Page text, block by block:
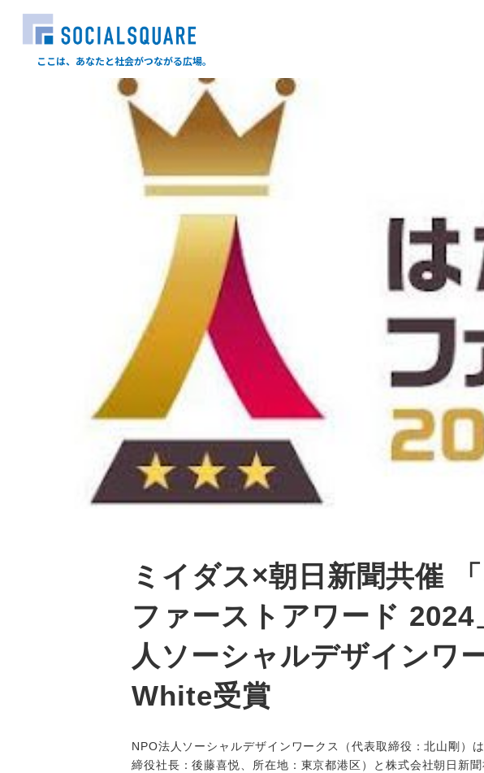
ここは、あなたと社会がつながる広場。
ミイダス×朝日新聞共催
ファーストアワード 2024
人ソーシャルデザインワ
White受賞
NPO法人ソーシャルデザインワークス（代表取締役：北山剛）
締役社長：後藤喜悦、所在地：東京都港区）と株式会社朝日新